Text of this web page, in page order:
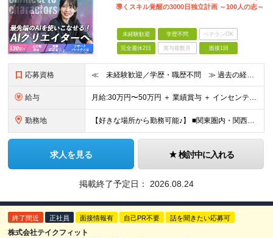
導くスキル覚醒の3000日独立計画 ～100人の志～
未経験歓迎 学歴不問 ベテランOK
完全週休2日 賞与複数月 面接1回
応募資格 ≪ 未経験歓迎／学歴・職歴不問 ≫ 過去の経歴は一切不問。 「いままで」よりも「これから」を 重視した採用を行っています！ ▼▼こんな想いがある方大歓迎▼▼ ・WEBデザインに興味がある ・自由な環
給与 ⽉給:30万円〜50万円 ＋ 業績賞与 ＋ インセンティブ賞与 経験者：35万円～ ※経験・スキルを考慮の上、決定します。 ※経験者は別途優遇！ ★試用期間6ヶ月（期間中は月給21万円～）
勤務地 【好きな場所から勤務可能♪】 ■関東圏内・関西圏内 または⾸都圏近郊のプロジェクト先 ★リモートワーク実施中（プロジェクトによりフルリモートもあり） ★転居を伴う転勤なし ★配属先は希望を最⼤限考慮
求人を見る 検討中に入れる
掲載終了予定日： 2026.08.24
終了間近 正社員 面接情報有 自己PR不要 話を聞きたい応募可
株式会社テイクフィット